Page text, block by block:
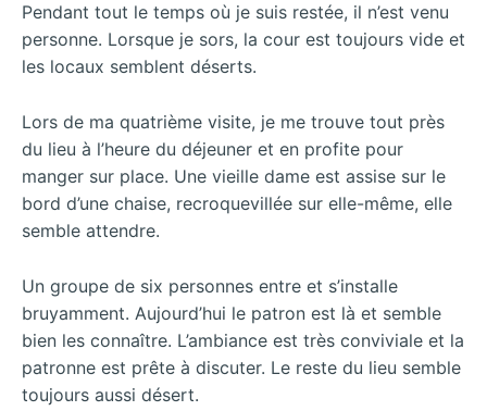
Pendant tout le temps où je suis restée, il n’est venu
personne. Lorsque je sors, la cour est toujours vide et
les locaux semblent déserts.
Lors de ma quatrième visite, je me trouve tout près
du lieu à l’heure du déjeuner et en profite pour
manger sur place. Une vieille dame est assise sur le
bord d’une chaise, recroquevillée sur elle-même, elle
semble attendre.
Un groupe de six personnes entre et s’installe
bruyamment. Aujourd’hui le patron est là et semble
bien les connaître. L’ambiance est très conviviale et la
patronne est prête à discuter. Le reste du lieu semble
toujours aussi désert.